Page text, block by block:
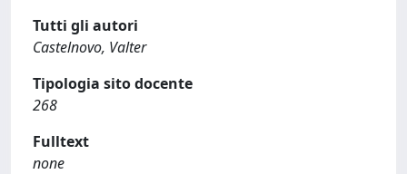
Tutti gli autori
Castelnovo, Valter
Tipologia sito docente
268
Fulltext
none